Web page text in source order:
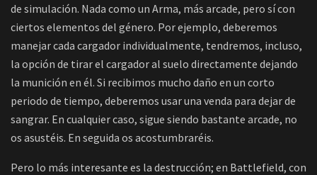
de simulación. Nada como un Arma, más arcade, pero sí con
ciertos elementos del género. Por ejemplo, deberemos
manejar cada cargador individualmente, tendremos, incluso,
la opción de tirar el cargador al suelo directamente dejando
la munición en él. Si recibimos mucho daño en un corto
periodo de tiempo, deberemos usar una venda para dejar de
sangrar. En cualquier caso, sigue siendo bastante arcade, no
os asustéis. En seguida os acostumbraréis.
Pero lo más interesante es la destrucción; en Battlefield, con